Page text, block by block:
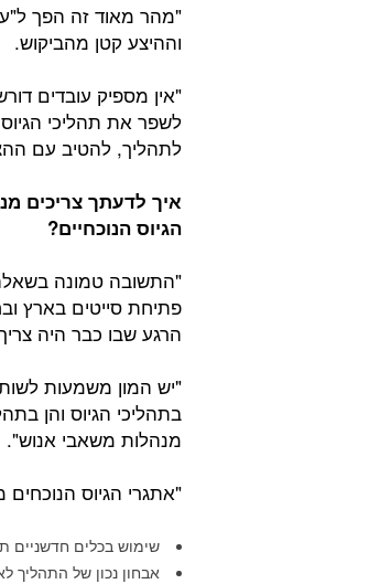
"מהר מאוד זה הפך
וההיצע קטן מהביקוש.
"אין מספיק עובדים
לשפר את תהליכי
לתהליך, להטיב עם
איך לדעתך צריכים
הגיוס הנוכחיים?
"התשובה טמונה
פתיחת סייטים בארץ
הרגע שבו כבר היה
"יש המון משמעות
בתהליכי הגיוס והן
מנהלות משאבי אנוש".
"אתגרי הגיוס הנוכחים
שימוש בכלים חדשניים
אבחון נכון של התהליך